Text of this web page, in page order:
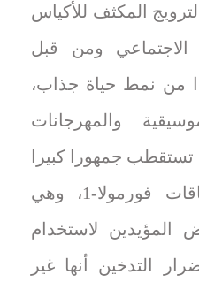
المكثف للأكياس
ومن قبل
من نمط حياة جذاب،
والمهرجانات
تستقطب جمهورا كبيرا
من الشباب مثل سباقات فورمولا-1، وهي
لاستخدام
التدخين أنها غير